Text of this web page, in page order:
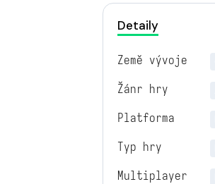
Detaily
Země vývoje
Žánr hry
Platforma
Typ hry
Multiplayer